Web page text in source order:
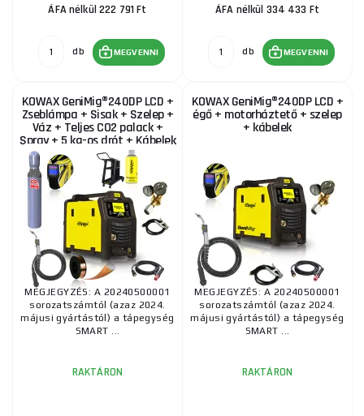
ÁFA nélkül 222 791 Ft
db MEGVENNI
ÁFA nélkül 334 433 Ft
db MEGVENNI
KOWAX GeniMig®240DP LCD +
Zseblámpa + Sisak + Szelep +
Váz + Teljes CO2 palack +
Spray + 5 kg-os drót + Kábelek
MEGJEGYZÉS: A 20240500001
sorozatszámtól (azaz 2024.
májusi gyártástól) a tápegység
SMART ...
RAKTÁRON
KOWAX GeniMig®240DP LCD +
égő + motorháztető + szelep
+ kábelek
MEGJEGYZÉS: A 20240500001
sorozatszámtól (azaz 2024.
májusi gyártástól) a tápegység
SMART ...
RAKTÁRON